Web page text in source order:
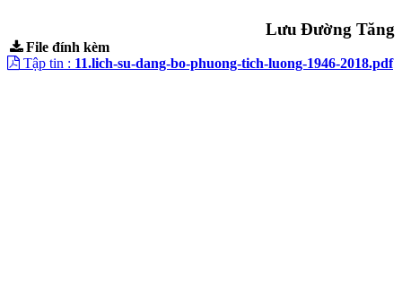
Lưu Đường Tăng
File đính kèm
Tập tin : 11.lich-su-dang-bo-phuong-tich-luong-1946-2018.pdf